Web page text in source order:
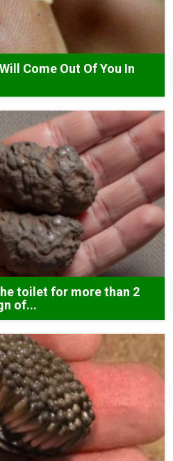
Come Out Of You In
toilet for more than 2
of...